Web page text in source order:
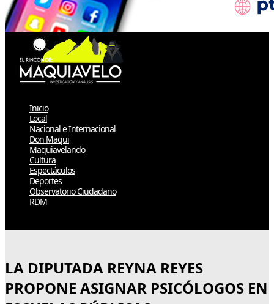
Inicio
Local
Nacional e Internacional
Don Maqui
Maquiavelando
Cultura
Espectáculos
Deportes
Observatorio Ciudadano
RDM
LA DIPUTADA REYNA REYES
PROPONE ASIGNAR PSICÓLOGOS EN